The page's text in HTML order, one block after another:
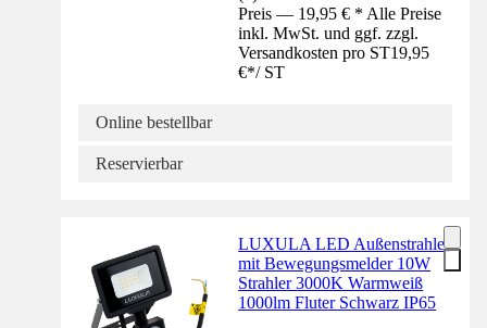
Preis — 19,95 € * Alle Preise
inkl. MwSt. und ggf. zzgl.
Versandkosten pro ST19,95
€*/ ST
Online bestellbar
Reservierbar
LUXULA LED Außenstrahler
mit Bewegungsmelder 10W
Strahler 3000K Warmweiß
1000lm Fluter Schwarz IP65